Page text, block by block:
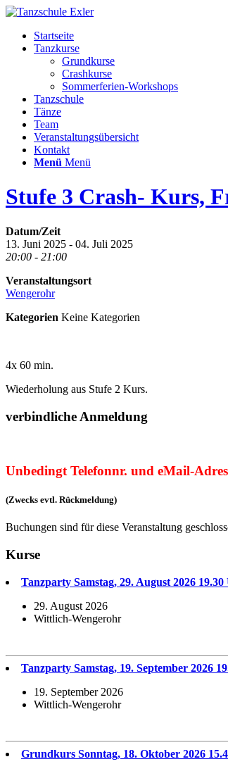
Startseite
Tanzkurse
Grundkurse
Crashkurse
Sommerferien-Workshops
Tanzschule
Tänze
Team
Veranstaltungsübersicht
Kontakt
Menü Menü
Stufe 3 Crash- Kurs,
Datum/Zeit
13. Juni 2025 - 04. Juli 2025
20:00 - 21:00
Veranstaltungsort
Wengerohr
Kategorien Keine Kategorien
4x 60 min.
Wiederholung aus Stufe 2 Kurs.
verbindliche Anmeldung
Unbedingt Telefonnr. und eMail-
(Zwecks evtl. Rückmeldung)
Buchungen sind für diese Veranstaltung
Kurse
Tanzparty Samstag, 29. August 2026
29. August 2026
Wittlich-Wengerohr
Tanzparty Samstag, 19. September 2026
19. September 2026
Wittlich-Wengerohr
Grundkurs Sonntag, 18. Oktober 2026